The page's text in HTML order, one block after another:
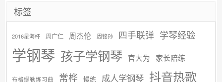
标签
2016星海杯 周广仁 周杰伦 周铭孙 四手联弹 学琴经验
学钢琴 孩子学钢琴 官大为 家长陪练
布格缪勒练习曲 常桦 慢练 成人学钢琴 抖音热歌